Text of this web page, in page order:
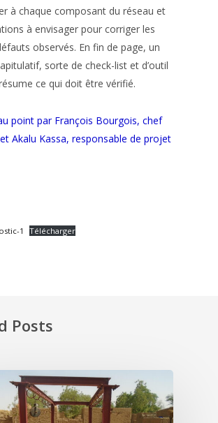
à chaque composant du réseau et
à envisager pour corriger les
observés. En fin de page, un
sorte de check-list et d’outil
ce qui doit être vérifié.
point par François Bourgois, chef
Akalu Kassa, responsable de projet
1 Télécharger
Posts